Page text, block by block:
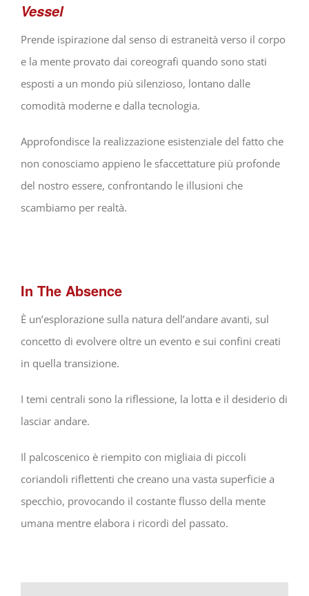
Vessel
Prende ispirazione dal senso di estraneità verso il corpo
e la mente provato dai coreografi quando sono stati
esposti a un mondo più silenzioso, lontano dalle
comodità moderne e dalla tecnologia.
Approfondisce la realizzazione esistenziale del fatto che
non conosciamo appieno le sfaccettature più profonde
del nostro essere, confrontando le illusioni che
scambiamo per realtà.
In The Absence
È un’esplorazione sulla natura dell’andare avanti, sul
concetto di evolvere oltre un evento e sui confini creati
in quella transizione.
I temi centrali sono la riflessione, la lotta e il desiderio di
lasciar andare.
Il palcoscenico è riempito con migliaia di piccoli
coriandoli riflettenti che creano una vasta superficie a
specchio, provocando il costante flusso della mente
umana mentre elabora i ricordi del passato.